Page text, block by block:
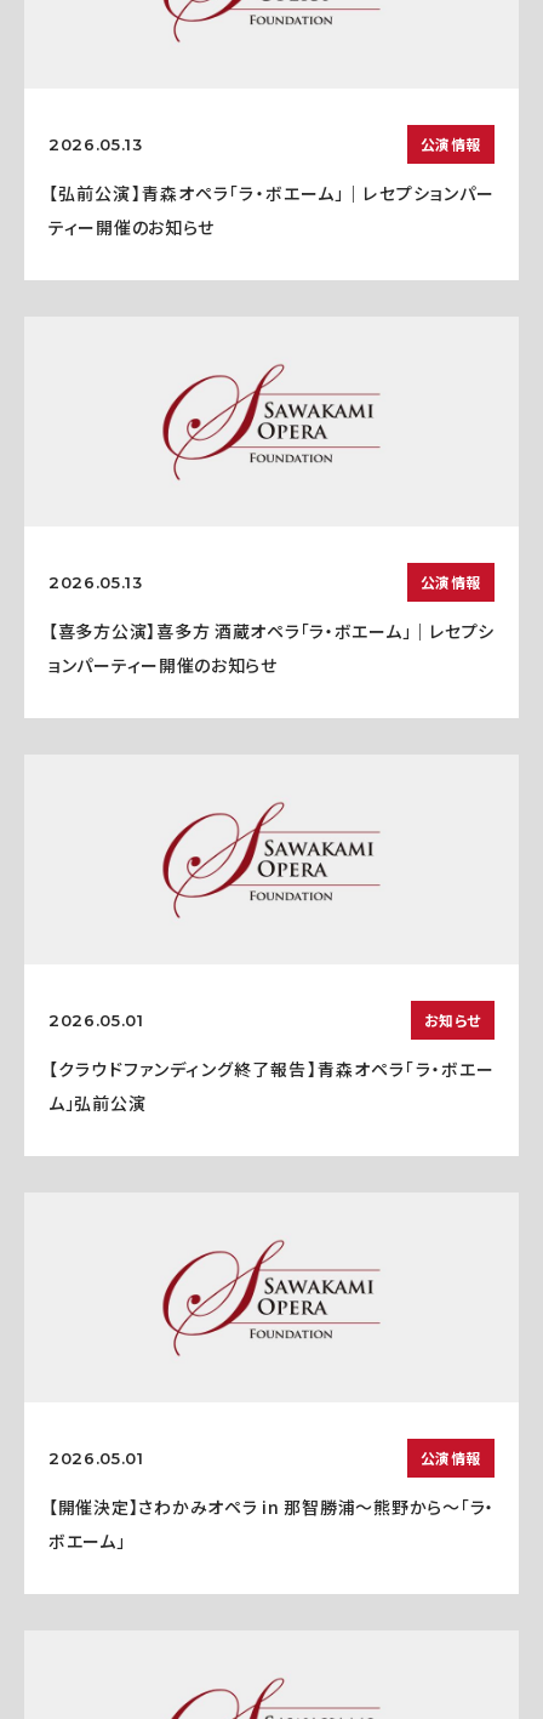
2026.05.13 公演情報
【弘前公演】青森オペラ「ラ・ボエーム」｜レセプションパー
ティー開催のお知らせ
2026.05.13 公演情報
【喜多方公演】喜多方 酒蔵オペラ「ラ・ボエーム」｜レセプシ
ョンパーティー開催のお知らせ
2026.05.01 お知らせ
【クラウドファンディング終了報告】青森オペラ「ラ・ボエー
ム」弘前公演
2026.05.01 公演情報
【開催決定】さわかみオペラ in 那智勝浦〜熊野から〜「ラ・
ボエーム」